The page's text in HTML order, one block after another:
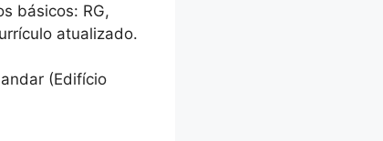
básicos: RG,
atualizado.
(Edifício